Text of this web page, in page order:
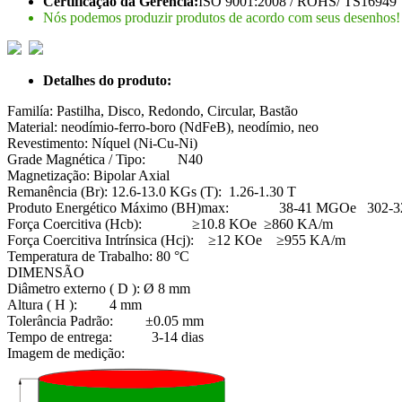
Nós podemos produzir produtos de acordo com seus desenhos!
Detalhes do produto:
Familía: Pastilha, Disco, Redondo, Circular, Bastão
Material: neodímio-ferro-boro (NdFeB), neodímio, neo
Revestimento: Níquel (Ni-Cu-Ni)
Grade Magnética / Tipo: N40
Magnetização: Bipolar Axial
Remanência (Br): 12.6-13.0 KGs (T): 1.26-1.30 T
Produto Energético Máximo (BH)max: 38-41 MGOe 302-
Força Coercitiva (Hcb): ≥10.8 KOe ≥860 KA/m
Força Coercitiva Intrínsica (Hcj): ≥12 KOe ≥955 KA/m
Temperatura de Trabalho: 80 °C
DIMENSÃO
Diâmetro externo ( D ): Ø 8 mm
Altura ( H ): 4 mm
Tolerância Padrão: ±0.05 mm
Tempo de entrega: 3-14 dias
Imagem de medição: